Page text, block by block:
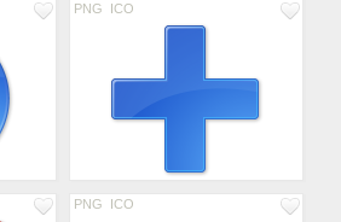
PNG ICO
PNG ICO